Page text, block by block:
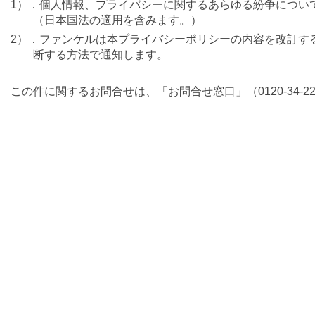
1）．個人情報、プライバシーに関するあらゆる紛争につ
（日本国法の適用を含みます。）
2）．ファンケルは本プライバシーポリシーの内容を改訂
断する方法で通知します。
この件に関するお問合せは、「お問合せ窓口」（0120-34-